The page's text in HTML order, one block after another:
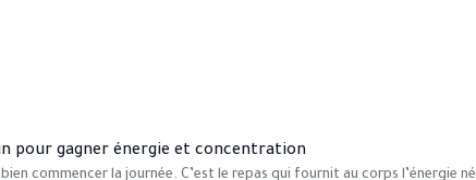
pour gagner énergie et concentration
commencer la journée. C’est le repas qui fournit au corps l’énergie